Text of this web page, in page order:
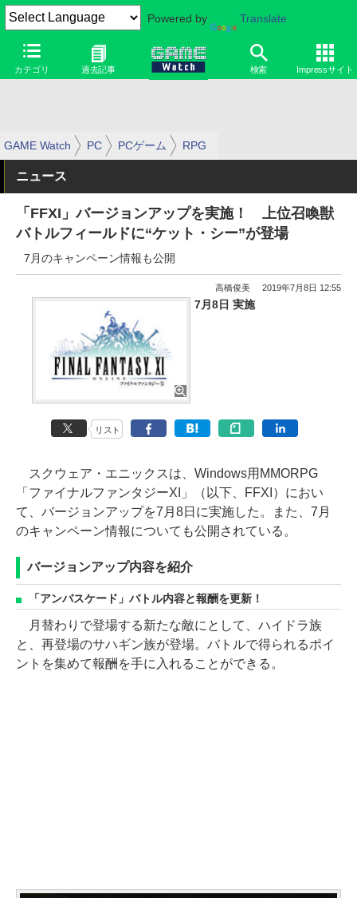
Powered by Translate
カテゴリ 過去記事 検索 Impressサイト
GAME Watch PC PCゲーム RPG
ニュース
「FFXI」バージョンアップを実施！ 上位召喚獣
バトルフィールドに“ケット・シー”が登場
7月のキャンペーン情報も公開
高橋俊美 2019年7月8日 12:55
7月8日 実施
リスト
スクウェア・エニックスは、Windows用MMORPG
「ファイナルファンタジーXI」（以下、FFXI）におい
て、バージョンアップを7月8日に実施した。また、7月
のキャンペーン情報についても公開されている。
バージョンアップ内容を紹介
「アンバスケード」バトル内容と報酬を更新！
月替わりで登場する新たな敵にとして、ハイドラ族
と、再登場のサハギン族が登場。バトルで得られるポイ
ントを集めて報酬を手に入れることができる。